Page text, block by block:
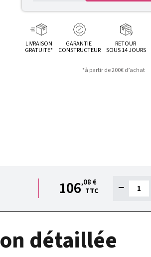
LIVRAISON
GRATUITE*
GARANTIE
CONSTRUCTEUR
RETOUR
SOUS 14 JOURS
*à partir de 200€ d’achat
106,08 €
TTC
−
détaillée